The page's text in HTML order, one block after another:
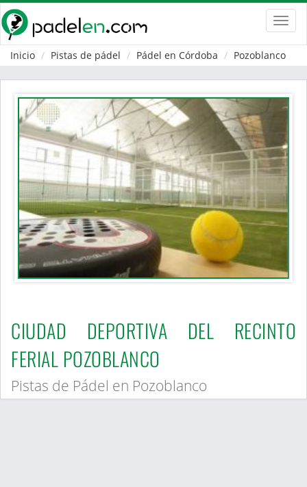
Inicio
Pistas de pádel Pádel en Córdoba Pozoblanco
CIUDAD DEPORTIVA DEL RECINTO
FERIAL POZOBLANCO
Pistas de Pádel en Pozoblanco